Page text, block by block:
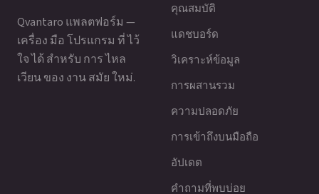
Qvantaro แพลตฟอร์ม —
เครื่อง มือ โปรแกรม ที่ ไว้
ใจ ได้ สําหรับ การ ไหล
เวียน ของ งาน สมัย ใหม่.
คุณสมบัติ
แดชบอร์ด
วิเคราะห์ข้อมูล
การผสานรวม
ความปลอดภัย
การเข้าถึงบนมือถือ
อัปเดต
คำถามที่พบบ่อย